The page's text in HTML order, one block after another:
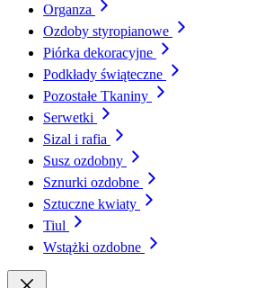
Organza
Ozdoby styropianowe
Piórka dekoracyjne
Podkłady świąteczne
Pozostałe Tkaniny
Serwetki
Sizal i rafia
Susz ozdobny
Sznurki ozdobne
Sztuczne kwiaty
Tiul
Wstążki ozdobne